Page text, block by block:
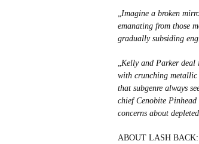
„Imagine a broken
emanating from those
gradually subsiding
„Kelly and Parker deal
with crunching metallic
that subgenre always
chief Cenobite
concerns about
ABOUT LASH BACK: